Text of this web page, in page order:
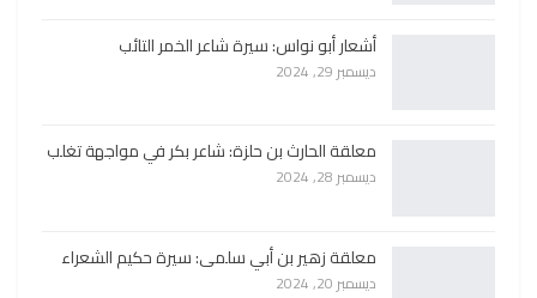
أشعار أبو نواس: سيرة شاعر الخمر التائب
ديسمبر 29, 2024
معلقة الحارث بن حلزة: شاعر بكر في مواجهة تغلب
ديسمبر 28, 2024
معلقة زهير بن أبي سلمى: سيرة حكيم الشعراء
ديسمبر 20, 2024